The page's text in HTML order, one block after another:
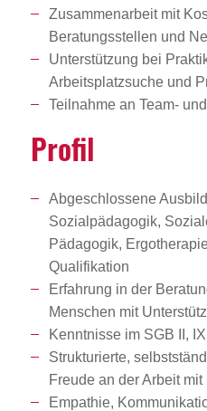
Zusammenarbeit mit
Beratungsstellen und
Unterstützung bei
Arbeitsplatzsuche und
Teilnahme an Team-
Profil
Abgeschlossene
Sozialpädagogik,
Pädagogik,
Qualifikation
Erfahrung in der
Menschen mit
Kenntnisse im SGB II,
Strukturierte,
Freude an der Arbeit mit
Empathie,